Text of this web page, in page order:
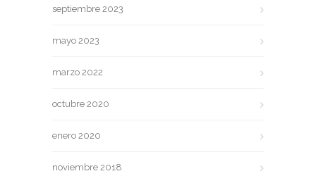
septiembre 2023
mayo 2023
marzo 2022
octubre 2020
enero 2020
noviembre 2018